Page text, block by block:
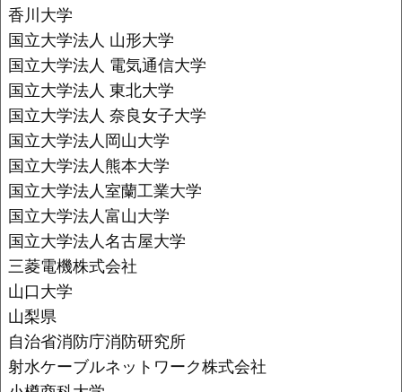
香川大学
国立大学法人 山形大学
国立大学法人 電気通信大学
国立大学法人 東北大学
国立大学法人 奈良女子大学
国立大学法人岡山大学
国立大学法人熊本大学
国立大学法人室蘭工業大学
国立大学法人富山大学
国立大学法人名古屋大学
三菱電機株式会社
山口大学
山梨県
自治省消防庁消防研究所
射水ケーブルネットワーク株式会社